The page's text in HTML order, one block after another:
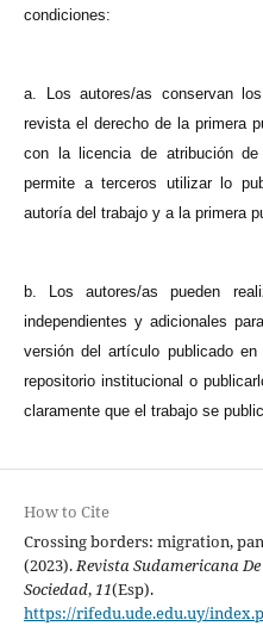
condiciones:
a. Los autores/as conservan
revista el derecho de la primera
con la licencia de atribución de
permite a terceros utilizar lo
autoría del trabajo y a la primera
b. Los autores/as pueden
independientes y adicionales
versión del artículo publicado
repositorio institucional o
claramente que el trabajo se
How to Cite
Crossing borders: migration,
(2023).Revista Sudamericana
Sociedad,11(Esp).
https://rifedu.ude.edu.uy/